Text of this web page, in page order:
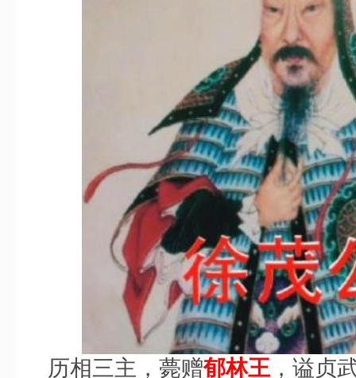
历相三主，薨赠郁林王 ，谥贞